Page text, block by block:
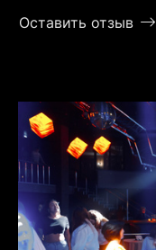
Оставить отзыв